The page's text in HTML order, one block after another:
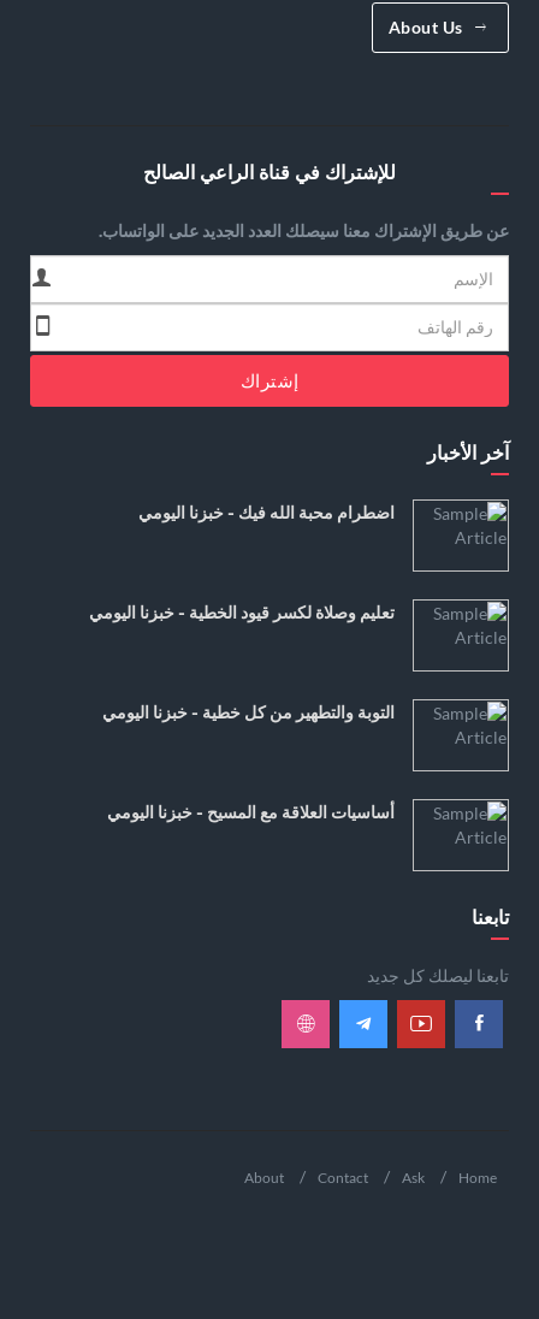
About Us
للإشتراك في قناة الراعي الصالح
عن طريق الإشتراك معنا سيصلك العدد الجديد على الواتساب.
إشتراك
آخر الأخبار
اضطرام محبة الله فيك - خبزنا اليومي
تعليم وصلاة لكسر قيود الخطية - خبزنا اليومي
التوبة والتطهير من كل خطية - خبزنا اليومي
أساسيات العلاقة مع المسيح - خبزنا اليومي
تابعنا
تابعنا ليصلك كل جديد
Home
Ask
Contact
About